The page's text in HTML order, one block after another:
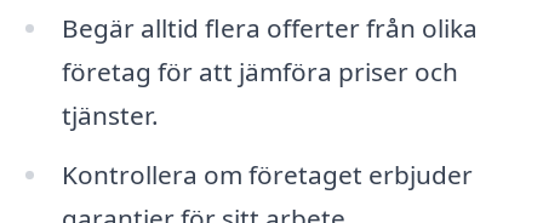
Begär alltid flera offerter från olika
företag för att jämföra priser och
tjänster.
Kontrollera om företaget erbjuder